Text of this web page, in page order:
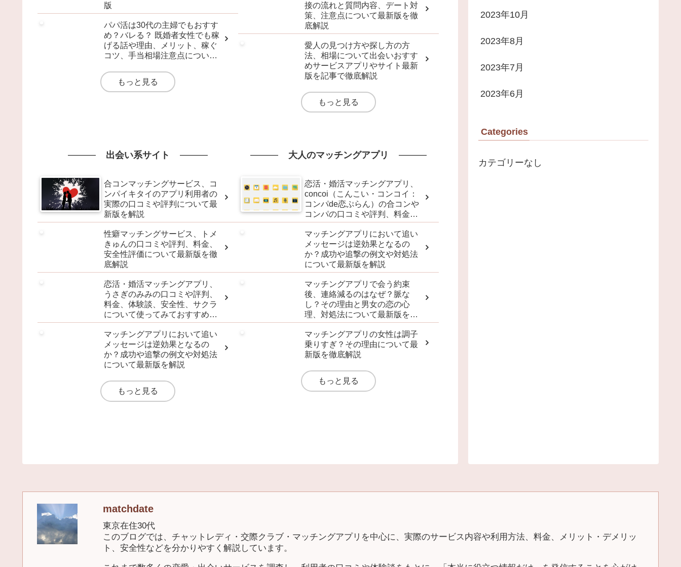
版
パパ活は30代の主婦でもおすす
め？バレる？ 既婚者女性でも稼
げる話や理由、メリット、稼ぐ
コツ、手当相場注意点について
もっと見る
接の流れと質問内容、デート対
策、注意点について最新版を徹
底解説
愛人の見つけ方や探し方の方
法、相場について出会いおすす
めサービスアプリやサイト最新
版を記事で徹底解説
もっと見る
出会い系サイト
合コンマッチングサービス、コ
ンパイキタイのアプリ利用者の
実際の口コミや評判について最
新版を解説
性癖マッチングサービス、トメ
きゅんの口コミや評判、料金、
安全性評価について最新版を徹
底解説
恋活・婚活マッチングアプリ、
うさぎのみみの口コミや評判、
料金、体験談、安全性、サクラ
について使ってみておすすめ？
最新版を解説
マッチングアプリにおいて追い
メッセージは逆効果となるの
か？成功や追撃の例文や対処法
について最新版を解説
もっと見る
大人のマッチングアプリ
恋活・婚活マッチングアプリ、
concoi（こんこい・コンコイ：
コンパde恋ぷらん）の合コンや
コンパの口コミや評判、料金に
ついて最新版を解説
マッチングアプリにおいて追い
メッセージは逆効果となるの
か？成功や追撃の例文や対処法
について最新版を解説
マッチングアプリで会う約束
後、連絡減るのはなぜ？脈な
し？その理由と男女の恋の心
理、対処法について最新版を解
説
マッチングアプリの女性は調子
乗りすぎ？その理由について最
新版を徹底解説
もっと見る
2023年10月
2023年8月
2023年7月
2023年6月
Categories
カテゴリーなし
matchdate
東京在住30代
このブログでは、チャットレディ・交際クラブ・マッチングアプリを中心に、実際のサービス内容や利用方法、料金、メリット・デメリッ
ト、安全性などを分かりやすく解説しています。